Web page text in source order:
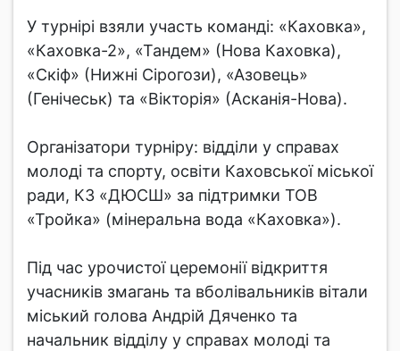
У турнірі взяли участь команді: «Каховка»,
«Каховка-2», «Тандем» (Нова Каховка),
«Скіф» (Нижні Сірогози), «Азовець»
(Генічеськ) та «Вікторія» (Асканія-Нова).
Організатори турніру: відділи у справах
молоді та спорту, освіти Каховської міської
ради, КЗ «ДЮСШ» за підтримки ТОВ
«Тройка» (мінеральна вода «Каховка»).
Під час урочистої церемонії відкриття
учасників змагань та вболівальників вітали
міський голова Андрій Дяченко та
начальник відділу у справах молоді та